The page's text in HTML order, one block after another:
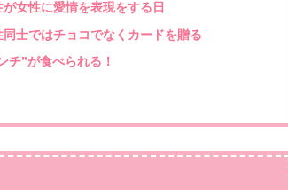
女性に愛情を表現をする日
士ではチョコでなくカードを贈る
チ”が食べられる！